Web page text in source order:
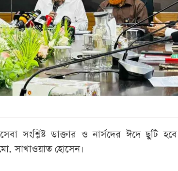
সংশ্লিষ্ট ডাক্তার ও নার্সদের ঈদে ছুটি
মো. সাখাওয়াত হোসেন।